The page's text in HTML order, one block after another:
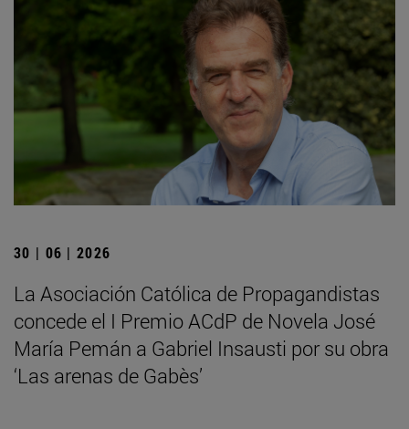
30 | 06 | 2026
La Asociación Católica de Propagandistas
concede el I Premio ACdP de Novela José
María Pemán a Gabriel Insausti por su obra
‘Las arenas de Gabès’